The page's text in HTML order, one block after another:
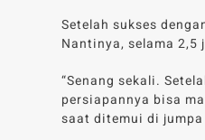
Setelah sukses
Nantinya, selama 2,5
“Senang sekali.
persiapannya bisa
saat ditemui di